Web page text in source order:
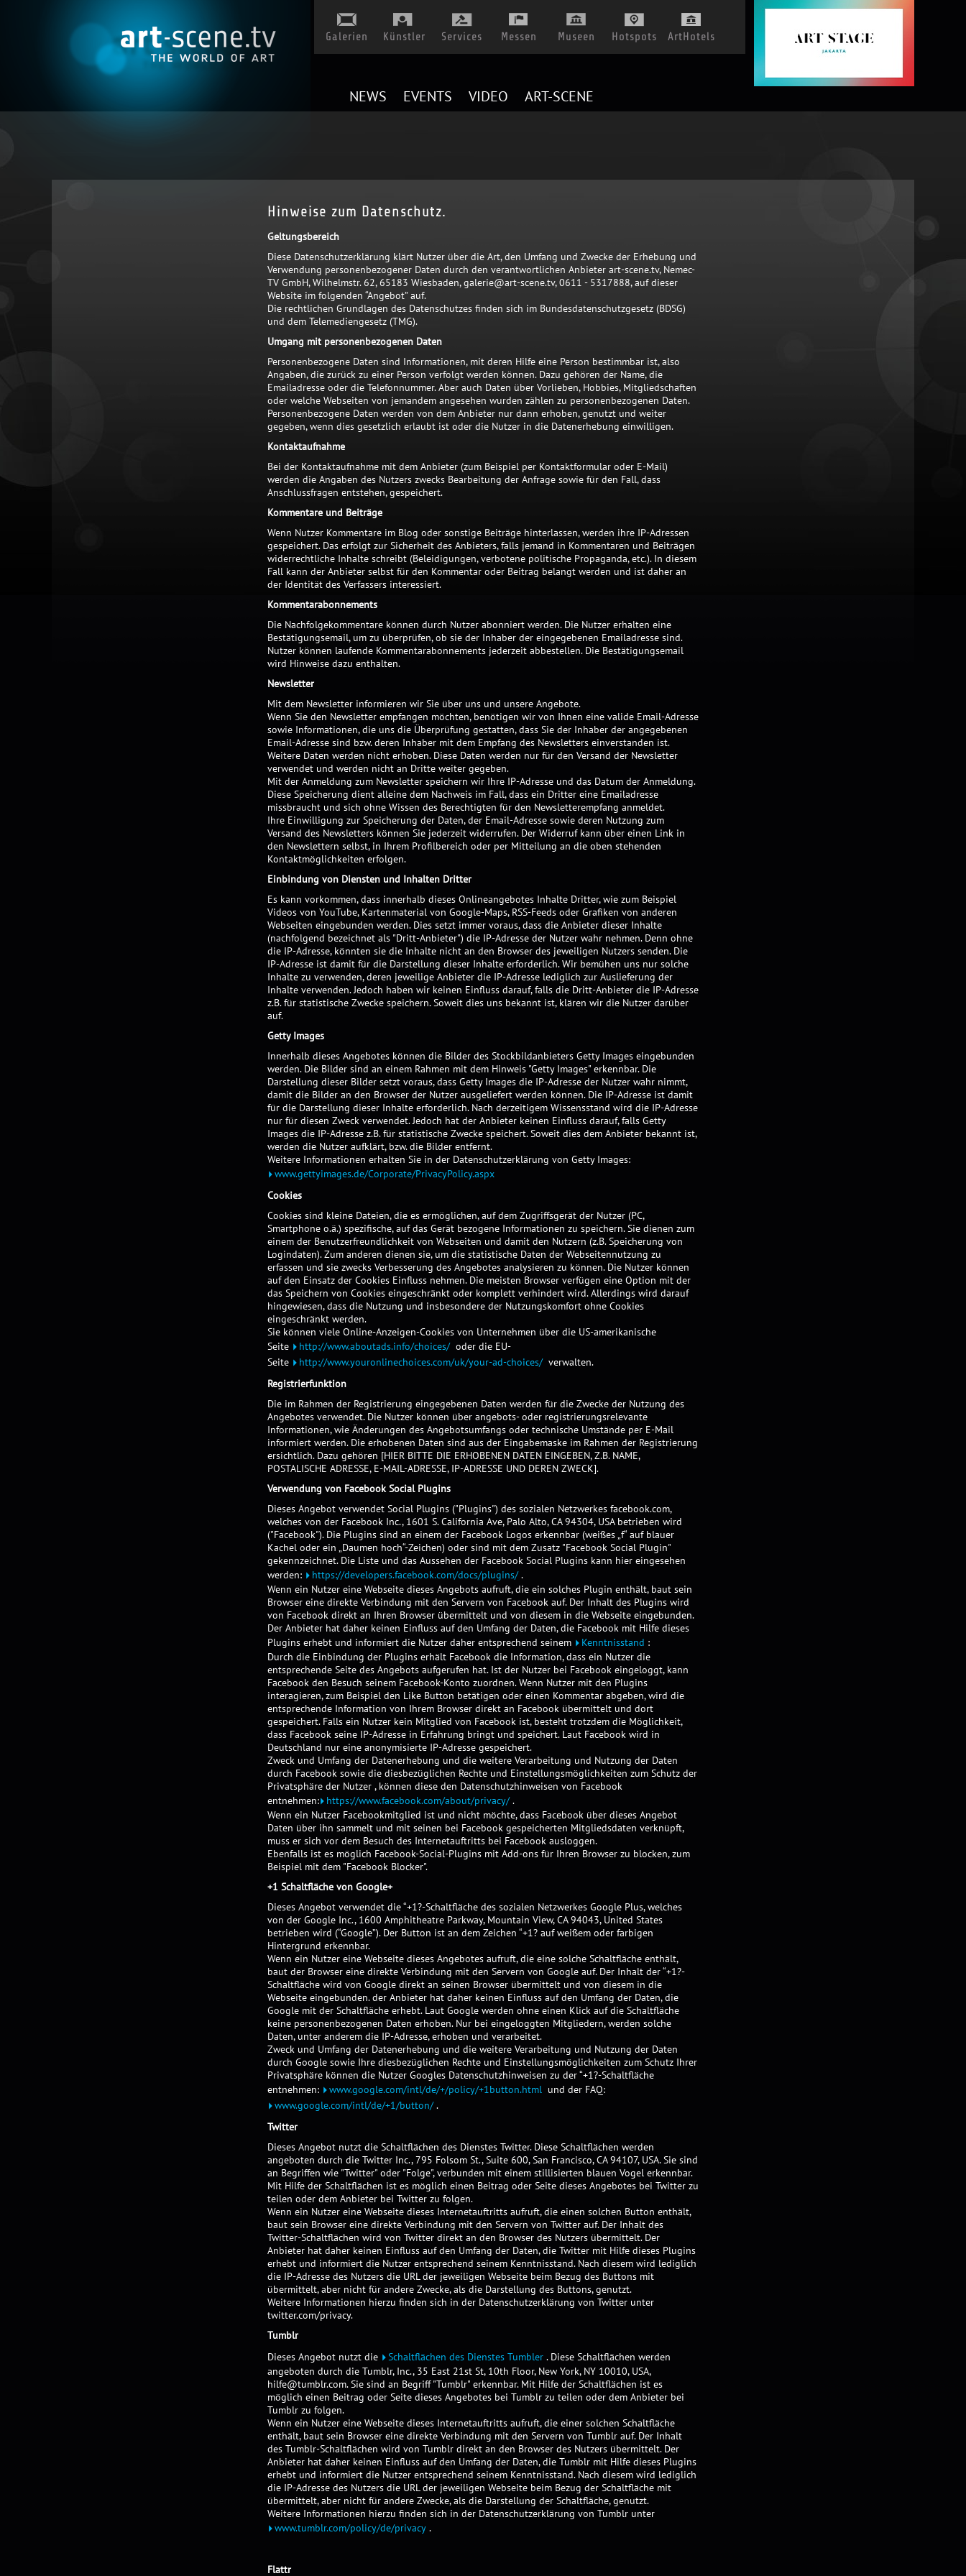
Galerien Künstler Services Messen Museen Hotspots ArtHotels
NEWS EVENTS VIDEO ART-SCENE
Hinweise zum Datenschutz.
Geltungsbereich
Diese Datenschutzerklärung klärt Nutzer über die Art, den Umfang und Zwecke der Erhebung und
Verwendung personenbezogener Daten durch den verantwortlichen Anbieter art-scene.tv, Nemec-
TV GmbH, Wilhelmstr. 62, 65183 Wiesbaden,galerie@art-scene.tv, 0611 - 5317888, auf dieser
Website im folgenden “Angebot” auf.
Die rechtlichen Grundlagen des Datenschutzes finden sich im Bundesdatenschutzgesetz (BDSG)
und dem Telemediengesetz (TMG).
Umgang mit personenbezogenen Daten
Personenbezogene Daten sind Informationen, mit deren Hilfe eine Person bestimmbar ist, also
Angaben, die zurück zu einer Person verfolgt werden können. Dazu gehören der Name, die
Emailadresse oder die Telefonnummer. Aber auch Daten über Vorlieben, Hobbies, Mitgliedschaften
oder welche Webseiten von jemandem angesehen wurden zählen zu personenbezogenen Daten.
Personenbezogene Daten werden von dem Anbieter nur dann erhoben, genutzt und weiter
gegeben, wenn dies gesetzlich erlaubt ist oder die Nutzer in die Datenerhebung einwilligen.
Kontaktaufnahme
Bei der Kontaktaufnahme mit dem Anbieter (zum Beispiel per Kontaktformular oder E-Mail)
werden die Angaben des Nutzers zwecks Bearbeitung der Anfrage sowie für den Fall, dass
Anschlussfragen entstehen, gespeichert.
Kommentare und Beiträge
Wenn Nutzer Kommentare im Blog oder sonstige Beiträge hinterlassen, werden ihre IP-Adressen
gespeichert. Das erfolgt zur Sicherheit des Anbieters, falls jemand in Kommentaren und Beiträgen
widerrechtliche Inhalte schreibt (Beleidigungen, verbotene politische Propaganda, etc.). In diesem
Fall kann der Anbieter selbst für den Kommentar oder Beitrag belangt werden und ist daher an
der Identität des Verfassers interessiert.
Kommentarabonnements
Die Nachfolgekommentare können durch Nutzer abonniert werden. Die Nutzer erhalten eine
Bestätigungsemail, um zu überprüfen, ob sie der Inhaber der eingegebenen Emailadresse sind.
Nutzer können laufende Kommentarabonnements jederzeit abbestellen. Die Bestätigungsemail
wird Hinweise dazu enthalten.
Newsletter
Mit dem Newsletter informieren wir Sie über uns und unsere Angebote.
Wenn Sie den Newsletter empfangen möchten, benötigen wir von Ihnen eine valide Email-Adresse
sowie Informationen, die uns die Überprüfung gestatten, dass Sie der Inhaber der angegebenen
Email-Adresse sind bzw. deren Inhaber mit dem Empfang des Newsletters einverstanden ist.
Weitere Daten werden nicht erhoben. Diese Daten werden nur für den Versand der Newsletter
verwendet und werden nicht an Dritte weiter gegeben.
Mit der Anmeldung zum Newsletter speichern wir Ihre IP-Adresse und das Datum der Anmeldung.
Diese Speicherung dient alleine dem Nachweis im Fall, dass ein Dritter eine Emailadresse
missbraucht und sich ohne Wissen des Berechtigten für den Newsletterempfang anmeldet.
Ihre Einwilligung zur Speicherung der Daten, der Email-Adresse sowie deren Nutzung zum
Versand des Newsletters können Sie jederzeit widerrufen. Der Widerruf kann über einen Link in
den Newslettern selbst, in Ihrem Profilbereich oder per Mitteilung an die oben stehenden
Kontaktmöglichkeiten erfolgen.
Einbindung von Diensten und Inhalten Dritter
Es kann vorkommen, dass innerhalb dieses Onlineangebotes Inhalte Dritter, wie zum Beispiel
Videos von YouTube, Kartenmaterial von Google-Maps, RSS-Feeds oder Grafiken von anderen
Webseiten eingebunden werden. Dies setzt immer voraus, dass die Anbieter dieser Inhalte
(nachfolgend bezeichnet als "Dritt-Anbieter") die IP-Adresse der Nutzer wahr nehmen. Denn ohne
die IP-Adresse, könnten sie die Inhalte nicht an den Browser des jeweiligen Nutzers senden. Die
IP-Adresse ist damit für die Darstellung dieser Inhalte erforderlich. Wir bemühen uns nur solche
Inhalte zu verwenden, deren jeweilige Anbieter die IP-Adresse lediglich zur Auslieferung der
Inhalte verwenden. Jedoch haben wir keinen Einfluss darauf, falls die Dritt-Anbieter die IP-Adresse
z.B. für statistische Zwecke speichern. Soweit dies uns bekannt ist, klären wir die Nutzer darüber
auf.
Getty Images
Innerhalb dieses Angebotes können die Bilder des Stockbildanbieters Getty Images eingebunden
werden. Die Bilder sind an einem Rahmen mit dem Hinweis "Getty Images" erkennbar. Die
Darstellung dieser Bilder setzt voraus, dass Getty Images die IP-Adresse der Nutzer wahr nimmt,
damit die Bilder an den Browser der Nutzer ausgeliefert werden können. Die IP-Adresse ist damit
für die Darstellung dieser Inhalte erforderlich. Nach derzeitigem Wissensstand wird die IP-Adresse
nur für diesen Zweck verwendet. Jedoch hat der Anbieter keinen Einfluss darauf, falls Getty
Images die IP-Adresse z.B. für statistische Zwecke speichert. Soweit dies dem Anbieter bekannt ist,
werden die Nutzer aufklärt, bzw. die Bilder entfernt.
Weitere Informationen erhalten Sie in der Datenschutzerklärung von Getty Images:
www.gettyimages.de/Corporate/PrivacyPolicy.aspx
Cookies
Cookies sind kleine Dateien, die es ermöglichen, auf dem Zugriffsgerät der Nutzer (PC,
Smartphone o.ä.) spezifische, auf das Gerät bezogene Informationen zu speichern. Sie dienen zum
einem der Benutzerfreundlichkeit von Webseiten und damit den Nutzern (z.B. Speicherung von
Logindaten). Zum anderen dienen sie, um die statistische Daten der Webseitennutzung zu
erfassen und sie zwecks Verbesserung des Angebotes analysieren zu können. Die Nutzer können
auf den Einsatz der Cookies Einfluss nehmen. Die meisten Browser verfügen eine Option mit der
das Speichern von Cookies eingeschränkt oder komplett verhindert wird. Allerdings wird darauf
hingewiesen, dass die Nutzung und insbesondere der Nutzungskomfort ohne Cookies
eingeschränkt werden.
Sie können viele Online-Anzeigen-Cookies von Unternehmen über die US-amerikanische
Seite
http://www.aboutads.info/choices/ oder die EU-
Seite
http://www.youronlinechoices.com/uk/your-ad-choices/ verwalten.
Registrierfunktion
Die im Rahmen der Registrierung eingegebenen Daten werden für die Zwecke der Nutzung des
Angebotes verwendet. Die Nutzer können über angebots- oder registrierungsrelevante
Informationen, wie Änderungen des Angebotsumfangs oder technische Umstände per E-Mail
informiert werden. Die erhobenen Daten sind aus der Eingabemaske im Rahmen der Registrierung
ersichtlich. Dazu gehören [HIER BITTE DIE ERHOBENEN DATEN EINGEBEN, Z.B. NAME,
POSTALISCHE ADRESSE, E-MAIL-ADRESSE, IP-ADRESSE UND DEREN ZWECK].
Verwendung von Facebook Social Plugins
Dieses Angebot verwendet Social Plugins ("Plugins") des sozialen Netzwerkes facebook.com,
welches von der Facebook Inc., 1601 S. California Ave, Palo Alto, CA 94304, USA betrieben wird
("Facebook"). Die Plugins sind an einem der Facebook Logos erkennbar (weißes „f“ auf blauer
Kachel oder ein „Daumen hoch“-Zeichen) oder sind mit dem Zusatz "Facebook Social Plugin"
gekennzeichnet. Die Liste und das Aussehen der Facebook Social Plugins kann hier eingesehen
werden:
https://developers.facebook.com/docs/plugins/ .
Wenn ein Nutzer eine Webseite dieses Angebots aufruft, die ein solches Plugin enthält, baut sein
Browser eine direkte Verbindung mit den Servern von Facebook auf. Der Inhalt des Plugins wird
von Facebook direkt an Ihren Browser übermittelt und von diesem in die Webseite eingebunden.
Der Anbieter hat daher keinen Einfluss auf den Umfang der Daten, die Facebook mit Hilfe dieses
Plugins erhebt und informiert die Nutzer daher entsprechend seinem
Kenntnisstand :
Durch die Einbindung der Plugins erhält Facebook die Information, dass ein Nutzer die
entsprechende Seite des Angebots aufgerufen hat. Ist der Nutzer bei Facebook eingeloggt, kann
Facebook den Besuch seinem Facebook-Konto zuordnen. Wenn Nutzer mit den Plugins
interagieren, zum Beispiel den Like Button betätigen oder einen Kommentar abgeben, wird die
entsprechende Information von Ihrem Browser direkt an Facebook übermittelt und dort
gespeichert. Falls ein Nutzer kein Mitglied von Facebook ist, besteht trotzdem die Möglichkeit,
dass Facebook seine IP-Adresse in Erfahrung bringt und speichert. Laut Facebook wird in
Deutschland nur eine anonymisierte IP-Adresse gespeichert.
Zweck und Umfang der Datenerhebung und die weitere Verarbeitung und Nutzung der Daten
durch Facebook sowie die diesbezüglichen Rechte und Einstellungsmöglichkeiten zum Schutz der
Privatsphäre der Nutzer , können diese den Datenschutzhinweisen von Facebook
entnehmen:
https://www.facebook.com/about/privacy/ .
Wenn ein Nutzer Facebookmitglied ist und nicht möchte, dass Facebook über dieses Angebot
Daten über ihn sammelt und mit seinen bei Facebook gespeicherten Mitgliedsdaten verknüpft,
muss er sich vor dem Besuch des Internetauftritts bei Facebook ausloggen.
Ebenfalls ist es möglich Facebook-Social-Plugins mit Add-ons für Ihren Browser zu blocken, zum
Beispiel mit dem "Facebook Blocker".
+1 Schaltfläche von Google+
Dieses Angebot verwendet die “+1?-Schaltfläche des sozialen Netzwerkes Google Plus, welches
von der Google Inc., 1600 Amphitheatre Parkway, Mountain View, CA 94043, United States
betrieben wird (“Google”). Der Button ist an dem Zeichen “+1? auf weißem oder farbigen
Hintergrund erkennbar.
Wenn ein Nutzer eine Webseite dieses Angebotes aufruft, die eine solche Schaltfläche enthält,
baut der Browser eine direkte Verbindung mit den Servern von Google auf. Der Inhalt der “+1?-
Schaltfläche wird von Google direkt an seinen Browser übermittelt und von diesem in die
Webseite eingebunden. der Anbieter hat daher keinen Einfluss auf den Umfang der Daten, die
Google mit der Schaltfläche erhebt. Laut Google werden ohne einen Klick auf die Schaltfläche
keine personenbezogenen Daten erhoben. Nur bei eingeloggten Mitgliedern, werden solche
Daten, unter anderem die IP-Adresse, erhoben und verarbeitet.
Zweck und Umfang der Datenerhebung und die weitere Verarbeitung und Nutzung der Daten
durch Google sowie Ihre diesbezüglichen Rechte und Einstellungsmöglichkeiten zum Schutz Ihrer
Privatsphäre können die Nutzer Googles Datenschutzhinweisen zu der “+1?-Schaltfläche
entnehmen:
www.google.com/intl/de/+/policy/+1button.html und der FAQ:
www.google.com/intl/de/+1/button/ .
Twitter
Dieses Angebot nutzt die Schaltflächen des Dienstes Twitter. Diese Schaltflächen werden
angeboten durch die Twitter Inc., 795 Folsom St., Suite 600, San Francisco, CA 94107, USA. Sie sind
an Begriffen wie "Twitter" oder "Folge", verbunden mit einem stillisierten blauen Vogel erkennbar.
Mit Hilfe der Schaltflächen ist es möglich einen Beitrag oder Seite dieses Angebotes bei Twitter zu
teilen oder dem Anbieter bei Twitter zu folgen.
Wenn ein Nutzer eine Webseite dieses Internetauftritts aufruft, die einen solchen Button enthält,
baut sein Browser eine direkte Verbindung mit den Servern von Twitter auf. Der Inhalt des
Twitter-Schaltflächen wird von Twitter direkt an den Browser des Nutzers übermittelt. Der
Anbieter hat daher keinen Einfluss auf den Umfang der Daten, die Twitter mit Hilfe dieses Plugins
erhebt und informiert die Nutzer entsprechend seinem Kenntnisstand. Nach diesem wird lediglich
die IP-Adresse des Nutzers die URL der jeweiligen Webseite beim Bezug des Buttons mit
übermittelt, aber nicht für andere Zwecke, als die Darstellung des Buttons, genutzt.
Weitere Informationen hierzu finden sich in der Datenschutzerklärung von Twitter unter
twitter.com/privacy.
Tumblr
Dieses Angebot nutzt die
Schaltflächen des Dienstes Tumbler . Diese Schaltflächen werden
angeboten durch die Tumblr, Inc., 35 East 21st St, 10th Floor, New York, NY 10010, USA,
hilfe@tumblr.com. Sie sind an Begriff "Tumblr" erkennbar. Mit Hilfe der Schaltflächen ist es
möglich einen Beitrag oder Seite dieses Angebotes bei Tumblr zu teilen oder dem Anbieter bei
Tumblr zu folgen.
Wenn ein Nutzer eine Webseite dieses Internetauftritts aufruft, die einer solchen Schaltfläche
enthält, baut sein Browser eine direkte Verbindung mit den Servern von Tumblr auf. Der Inhalt
des Tumblr-Schaltflächen wird von Tumblr direkt an den Browser des Nutzers übermittelt. Der
Anbieter hat daher keinen Einfluss auf den Umfang der Daten, die Tumblr mit Hilfe dieses Plugins
erhebt und informiert die Nutzer entsprechend seinem Kenntnisstand. Nach diesem wird lediglich
die IP-Adresse des Nutzers die URL der jeweiligen Webseite beim Bezug der Schaltfläche mit
übermittelt, aber nicht für andere Zwecke, als die Darstellung der Schaltfläche, genutzt.
Weitere Informationen hierzu finden sich in der Datenschutzerklärung von Tumblr unter
www.tumblr.com/policy/de/privacy .
Flattr